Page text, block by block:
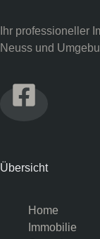
Ihr professioneller
Neuss und
Übersicht
Home
Immobilie